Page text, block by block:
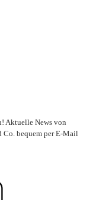
Aktuelle News von
Co. bequem per E-Mail